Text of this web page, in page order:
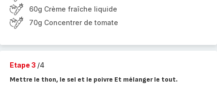
60g Crème fraîche liquide
70g Concentrer de tomate
Etape 3 /4
Mettre le thon, le sel et le poivre Et mélanger le tout.